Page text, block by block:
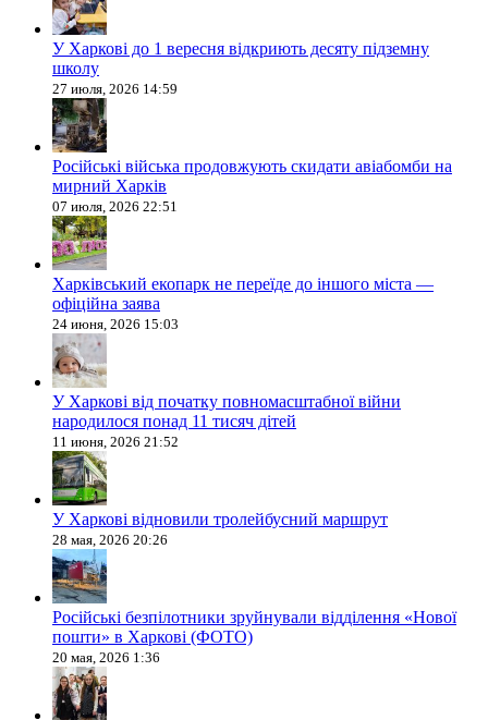
У Харкові до 1 вересня відкриють десяту підземну
школу
27 июля, 2026 14:59
Російські війська продовжують скидати авіабомби на
мирний Харків
07 июля, 2026 22:51
Харківський екопарк не переїде до іншого міста —
офіційна заява
24 июня, 2026 15:03
У Харкові від початку повномасштабної війни
народилося понад 11 тисяч дітей
11 июня, 2026 21:52
У Харкові відновили тролейбусний маршрут
28 мая, 2026 20:26
Російські безпілотники зруйнували відділення «Нової
пошти» в Харкові (ФОТО)
20 мая, 2026 1:36